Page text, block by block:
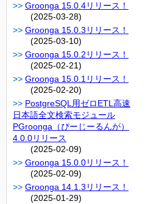
Groonga 15.0.4リリース！
(2025-03-28)
Groonga 15.0.3リリース！
(2025-03-10)
Groonga 15.0.2リリース！
(2025-02-21)
Groonga 15.0.1リリース！
(2025-02-20)
PostgreSQL用ゼロETL高速
日本語全文検索モジュール
PGroonga（ぴーじーるんが）
4.0.0リリース
(2025-02-09)
Groonga 15.0.0リリース！
(2025-02-09)
Groonga 14.1.3リリース！
(2025-01-29)